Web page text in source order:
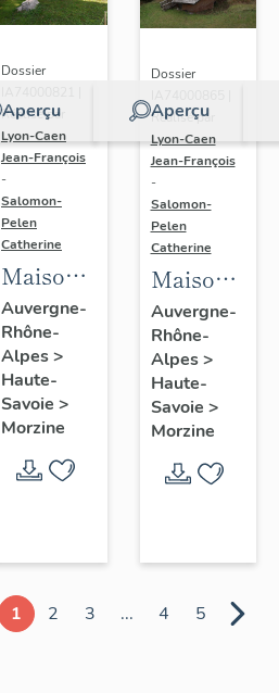
Aperçu
Dossier
Réalisé par
Lyon-Caen
Jean-François
-
Salomon-
Pelen
Catherine
Maison
dite
chalet
Love
Auvergne-
Rhône-
Alpes>
Haute-
Savoie >
Morzine
Aperçu
Dossier
Réalisé par
Lyon-Caen
Jean-François
-
Salomon-
Pelen
Catherine
Maison
dite
chalet
Stella
Auvergne-
Rhône-
Alpes>
Haute-
Savoie >
Morzine
1 2 3 ... 4 5